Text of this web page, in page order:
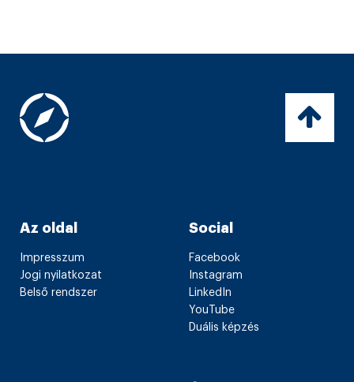
Az oldal
Impresszum
Jogi nyilatkozat
Belső rendszer
Social
Facebook
Instagram
LinkedIn
YouTube
Duális képzés